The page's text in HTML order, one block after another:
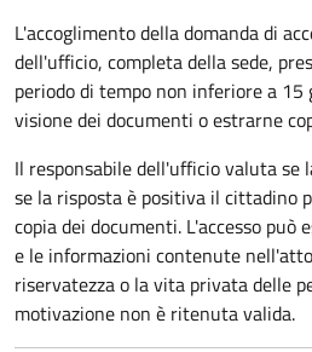
L'accoglimento della domanda di
dell'ufficio, completa della sede,
periodo di tempo non inferiore a
visione dei documenti o estrarne
Il responsabile dell'ufficio valuta se
se la risposta è positiva il cittadino
copia dei documenti. L'accesso può
e le informazioni contenute
riservatezza o la vita privata delle
motivazione non è ritenuta valida.